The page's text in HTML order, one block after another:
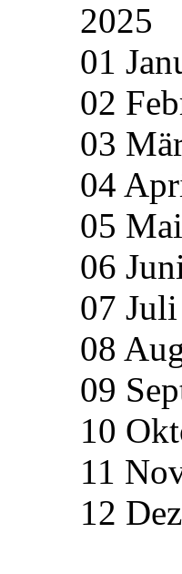
2025
01
02
03
04
05 Mai
06
07 Juli
08
09
10
11
12